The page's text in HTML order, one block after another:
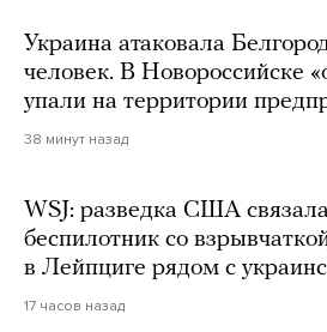
Украина атаковала
человек. В Новороссийске
упали на территории
38 минут назад
WSJ: разведка США
беспилотник со
в Лейпциге рядом с
17 часов назад